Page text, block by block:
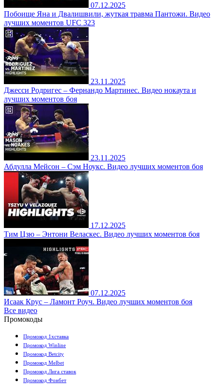
07.12.2025
Побоище Яна и Двалишвили, жуткая травма Пантожи. Видео
лучших моментов UFC 323
23.11.2025
Джесси Родригес – Фернандо Мартинес. Видео нокаута и
лучших моментов боя
23.11.2025
Абдулла Мейсон – Сэм Ноукс. Видео лучших моментов боя
17.12.2025
Тим Цзю – Энтони Веласкес. Видео лучших моментов боя
07.12.2025
Исаак Крус – Ламонт Роуч. Видео лучших моментов боя
Все видео
Промокоды
Промокод 1хставка
Промокод Winline
Промокод Betcity
Промокод Melbet
Промокод Лига ставок
Промокод Фонбет